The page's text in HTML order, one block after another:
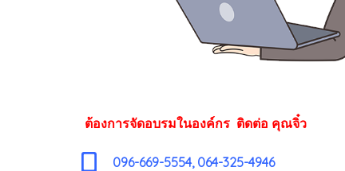
ต้องการจัดอบรมในองค์กร ติดต่อ คุณจิ๋ว
096-669-5554, 064-325-4946